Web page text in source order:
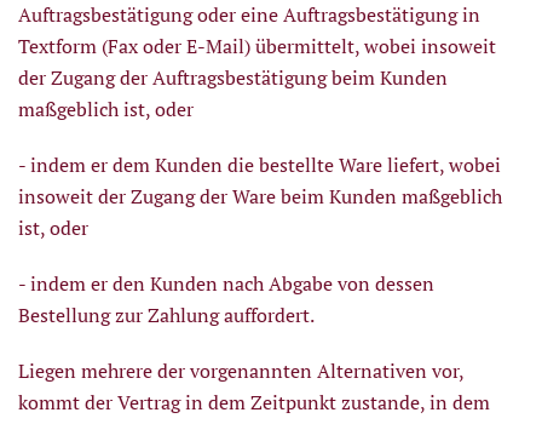
Auftragsbestätigung oder eine Auftragsbestätigung in
Textform (Fax oder E-Mail) übermittelt, wobei insoweit
der Zugang der Auftragsbestätigung beim Kunden
maßgeblich ist, oder
- indem er dem Kunden die bestellte Ware liefert, wobei
insoweit der Zugang der Ware beim Kunden maßgeblich
ist, oder
- indem er den Kunden nach Abgabe von dessen
Bestellung zur Zahlung auffordert.
Liegen mehrere der vorgenannten Alternativen vor,
kommt der Vertrag in dem Zeitpunkt zustande, in dem